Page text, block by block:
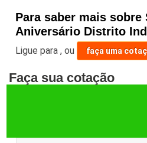
Para saber mais sobre
Aniversário Distrito
Ligue para,ou faça uma
Faça sua cotação